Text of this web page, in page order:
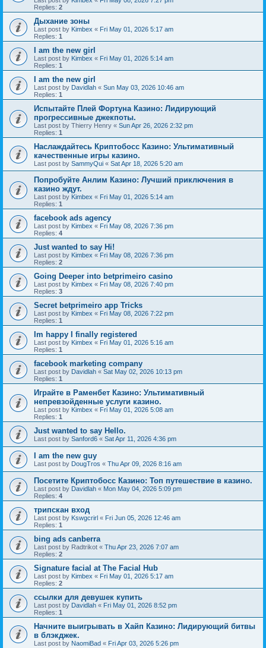
Replies: 2
Дыхание зоны
Last post by Kimbex « Fri May 01, 2026 5:17 am
Replies: 1
I am the new girl
Last post by Kimbex « Fri May 01, 2026 5:14 am
Replies: 1
I am the new girl
Last post by Davidlah « Sun May 03, 2026 10:46 am
Replies: 1
Испытайте Плей Фортуна Казино: Лидирующий
прогрессивные джекпоты.
Last post by Thierry Henry « Sun Apr 26, 2026 2:32 pm
Replies: 1
Наслаждайтесь Криптобосс Казино: Ультимативный
качественные игры казино.
Last post by SammyQui « Sat Apr 18, 2026 5:20 am
Попробуйте Анлим Казино: Лучший приключения в
казино ждут.
Last post by Kimbex « Fri May 01, 2026 5:14 am
Replies: 1
facebook ads agency
Last post by Kimbex « Fri May 08, 2026 7:36 pm
Replies: 4
Just wanted to say Hi!
Last post by Kimbex « Fri May 08, 2026 7:36 pm
Replies: 2
Going Deeper into betprimeiro casino
Last post by Kimbex « Fri May 08, 2026 7:40 pm
Replies: 3
Secret betprimeiro app Tricks
Last post by Kimbex « Fri May 08, 2026 7:22 pm
Replies: 1
Im happy I finally registered
Last post by Kimbex « Fri May 01, 2026 5:16 am
Replies: 1
facebook marketing company
Last post by Davidlah « Sat May 02, 2026 10:13 pm
Replies: 1
Играйте в Раменбет Казино: Ультимативный
непревзойденные услуги казино.
Last post by Kimbex « Fri May 01, 2026 5:08 am
Replies: 1
Just wanted to say Hello.
Last post by Sanford6 « Sat Apr 11, 2026 4:36 pm
I am the new guy
Last post by DougTros « Thu Apr 09, 2026 8:16 am
Посетите Криптобосс Казино: Топ путешествие в казино.
Last post by Davidlah « Mon May 04, 2026 5:09 pm
Replies: 4
трипскан вход
Last post by Kswgcrirl « Fri Jun 05, 2026 12:46 am
Replies: 1
bing ads canberra
Last post by Radtrikot « Thu Apr 23, 2026 7:07 am
Replies: 2
Signature facial at The Facial Hub
Last post by Kimbex « Fri May 01, 2026 5:17 am
Replies: 2
ссылки для девушек купить
Last post by Davidlah « Fri May 01, 2026 8:52 pm
Replies: 1
Начните выигрывать в Хайп Казино: Лидирующий битвы
в блэкджек.
Last post by NaomiBad « Fri Apr 03, 2026 5:26 pm